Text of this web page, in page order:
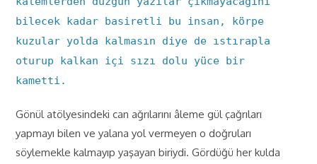
bilecek kadar basiretli bu insan, körpe
kuzular yolda kalmasın diye de ıstırapla
oturup kalkan içi sızı dolu yüce bir
kametti.
Gönül atölyesindeki can ağrılarını âleme gül çağrıları
yapmayı bilen ve yalana yol vermeyen o doğruları
söylemekle kalmayıp yaşayan biriydi. Gördüğü her kulda